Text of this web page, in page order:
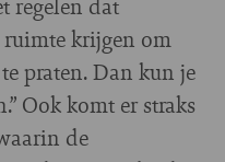
krijgen om
praten. Dan kun je
Ook komt er straks
de